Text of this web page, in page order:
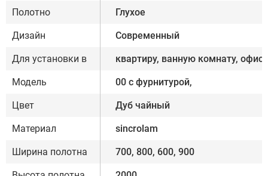
Полотно Глухое
Дизайн Современный
Для установки в квартиру, ванную комнату, офис
Модель 00 с фурнитурой,
Цвет Дуб чайный
Материал sincrolam
Ширина полотна 700, 800, 600, 900